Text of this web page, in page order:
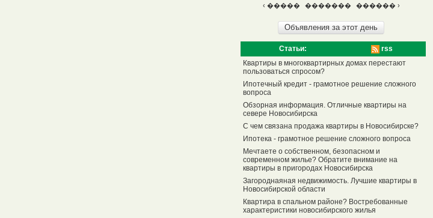
‹ �����
������� ������ ›
Статьи:
rss
Квартиры в многоквартирных домах перестают
пользоваться спросом?
Ипотечный кредит - грамотное решение сложного
вопроса
Обзорная информация. Отличные квартиры на
севере Новосибирска
С чем связана продажа квартиры в Новосибирске?
Ипотека - грамотное решение сложного вопроса
Мечтаете о собственном, безопасном и
современном жилье? Обратите внимание на
квартиры в пригородах Новосибирска
Загороднаяная недвижимость. Лучшие квартиры в
Новосибирской области
Квартира в спальном районе? Востребованные
характеристики новосибирского жилья